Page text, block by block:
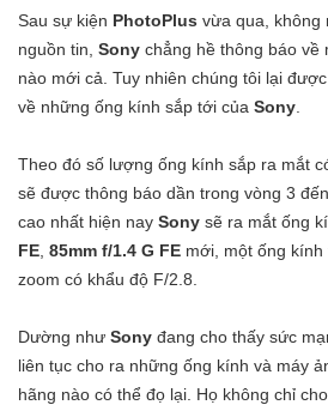
Sau sự kiện PhotoPlus vừa qua, không
nguồn tin, Sony chẳng hề thông báo về
nào mới cả. Tuy nhiên chúng tôi lại
về những ống kính sắp tới của Sony
Theo đó số lượng ống kính sắp ra mắt
sẽ được thông báo dần trong vòng 3
cao nhất hiện nay Sony sẽ ra mắt ống
FE 85mm f/1.4 G FE mới, một ống
zoom có khẩu độ F/2.8.
Dường như Sony đang cho thấy sức
liên tục cho ra những ống kính và máy
hãng nào có thể đọ lại. Họ không chỉ